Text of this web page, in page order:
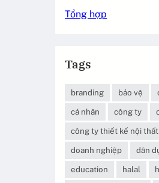
Tổng hợp
Tags
branding bảo vệ
cá nhân
công ty
công ty thiết kế nội thất
doanh nghiệp
dân
education
halal